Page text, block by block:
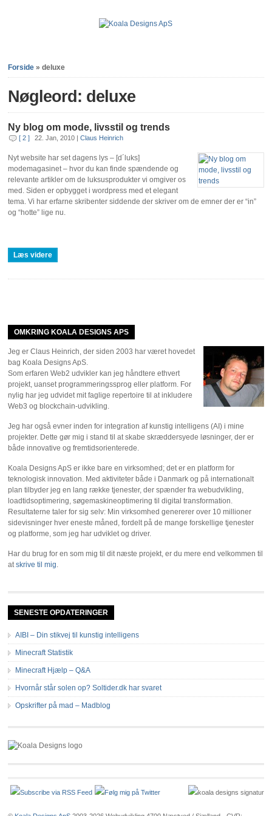
Forside »deluxe
Nøgleord: deluxe
Ny blog om mode, livsstil og trends
[ 2 ] 22. Jan, 2010 |Claus Heinrich
Nyt website har set dagens lys – [d´luks]
modemagasinet – hvor du kan finde spændende og
relevante artikler om de luksusprodukter vi omgiver os
med. Siden er opbygget i wordpress med et elegant
tema. Vi har erfarne skribenter siddende der skriver om de emner der er “in”
og “hotte” lige nu.
Læs videre
OMKRING KOALA DESIGNS APS
Jeg er Claus Heinrich, der siden 2003 har været hovedet
bag Koala Designs ApS.
Som erfaren Web2 udvikler kan jeg håndtere ethvert
projekt, uanset programmeringssprog eller platform. For
nylig har jeg udvidet mit faglige repertoire til at inkludere
Web3 og blockchain-udvikling.
Jeg har også evner inden for integration af kunstig intelligens (AI) i mine
projekter. Dette gør mig i stand til at skabe skræddersyede løsninger, der er
både innovative og fremtidsorienterede.
Koala Designs ApS er ikke bare en virksomhed; det er en platform for
teknologisk innovation. Med aktiviteter både i Danmark og på internationalt
plan tilbyder jeg en lang række tjenester, der spænder fra webudvikling,
loadtidsoptimering, søgemaskineoptimering til digital transformation.
Resultaterne taler for sig selv: Min virksomhed genererer over 10 millioner
sidevisninger hver eneste måned, fordelt på de mange forskellige tjenester
og platforme, som jeg har udviklet og driver.
Har du brug for en som mig til dit næste projekt, er du mere end velkommen til
atskrive til mig.
SENESTE OPDATERINGER
AIBI – Din stikvej til kunstig intelligens
Minecraft Statistik
Minecraft Hjælp – Q&A
Hvornår står solen op? Soltider.dk har svaret
Opskrifter på mad – Madblog